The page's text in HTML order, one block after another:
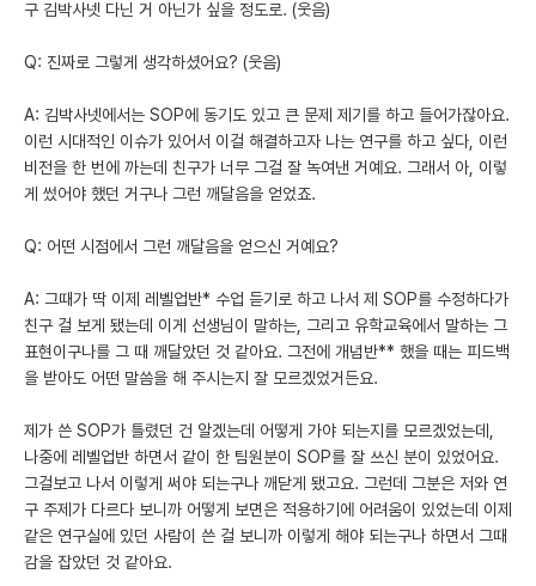
구 김박사넷 다닌 거 아닌가 싶을 정도로. (웃음)
Q: 진짜로 그렇게 생각하셨어요? (웃음)
A: 김박사넷에서는 SOP에 동기도 있고 큰 문제 제기를 하고 들어가잖아요.
이런 시대적인 이슈가 있어서 이걸 해결하고자 나는 연구를 하고 싶다, 이런
비전을 한 번에 까는데 친구가 너무 그걸 잘 녹여낸 거예요. 그래서 아, 이렇
게 썼어야 했던 거구나 그런 깨달음을 얻었죠.
Q: 어떤 시점에서 그런 깨달음을 얻으신 거예요?
A: 그때가 딱 이제 레벨업반* 수업 듣기로 하고 나서 제 SOP를 수정하다가
친구 걸 보게 됐는데 이게 선생님이 말하는, 그리고 유학교육에서 말하는 그
표현이구나를 그 때 깨달았던 것 같아요. 그전에 개념반** 했을 때는 피드백
을 받아도 어떤 말씀을 해 주시는지 잘 모르겠었거든요.
제가 쓴 SOP가 틀렸던 건 알겠는데 어떻게 가야 되는지를 모르겠었는데,
나중에 레벨업반 하면서 같이 한 팀원분이 SOP를 잘 쓰신 분이 있었어요.
그걸보고 나서 이렇게 써야 되는구나 깨닫게 됐고요. 그런데 그분은 저와 연
구 주제가 다르다 보니까 어떻게 보면은 적용하기에 어려움이 있었는데 이제
같은 연구실에 있던 사람이 쓴 걸 보니까 이렇게 해야 되는구나 하면서 그때
감을 잡았던 것 같아요.